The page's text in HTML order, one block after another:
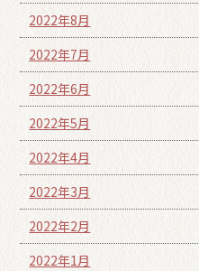
2022年8月
2022年7月
2022年6月
2022年5月
2022年4月
2022年3月
2022年2月
2022年1月